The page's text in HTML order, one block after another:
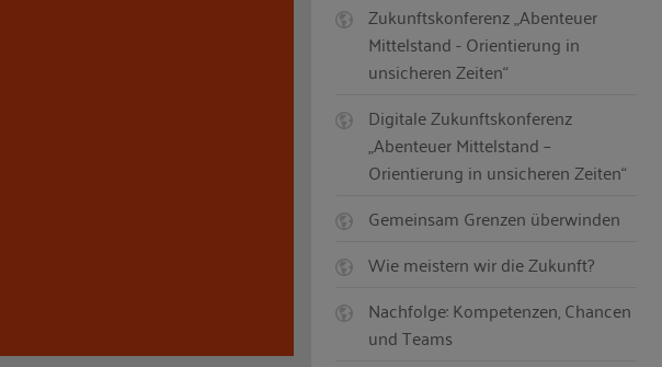
Zukunftskonferenz „Abenteuer
Mittelstand - Orientierung in
unsicheren Zeiten“
Digitale Zukunftskonferenz
„Abenteuer Mittelstand –
Orientierung in unsicheren Zeiten“
Gemeinsam Grenzen überwinden
Wie meistern wir die Zukunft?
Nachfolge: Kompetenzen, Chancen
und Teams